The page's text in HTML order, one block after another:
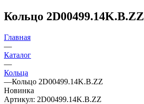
Кольцо 2D00499.14K.B.ZZ
Главная
—
Каталог
—
Кольца
—Кольцо 2D00499.14K.B.ZZ
Новинка
Артикул: 2D00499.14K.B.ZZ